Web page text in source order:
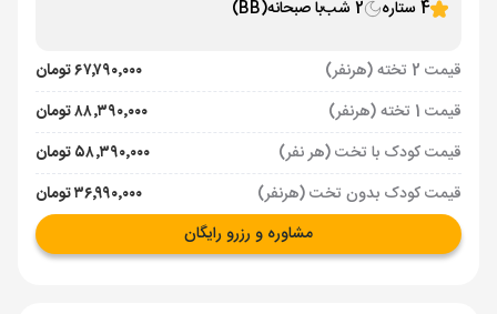
4 ستاره 2 شب با صبحانه(BB)
قیمت 2 تخته (هرنفر)
۶۷٬۷۹۰٬۰۰۰ تومان
قیمت 1 تخته (هرنفر)
۸۸٬۳۹۰٬۰۰۰ تومان
قیمت کودک با تخت (هر نفر)
۵۸٬۳۹۰٬۰۰۰ تومان
قیمت کودک بدون تخت (هرنفر)
۳۶٬۹۹۰٬۰۰۰ تومان
مشاوره و رزرو رایگان